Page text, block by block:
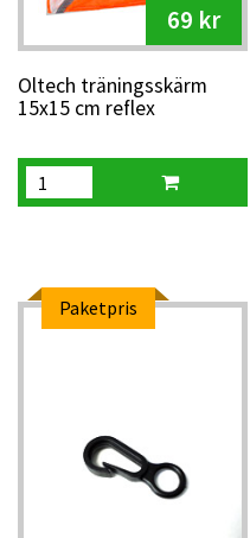
69 kr
Oltech träningsskärm
15x15 cm reflex
Paketpris